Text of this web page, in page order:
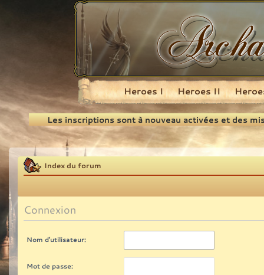
Recherche
Heroes I Heroes II
Les inscriptions sont à nouveau activées et des
Index du forum
Connexion
Nom d’utilisateur:
Mot de passe: